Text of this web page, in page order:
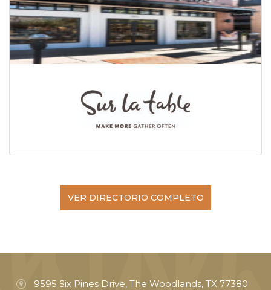
VER DIRECTORIO COMPLETO
9595 Six Pines Drive, The Woodlands, TX 77380